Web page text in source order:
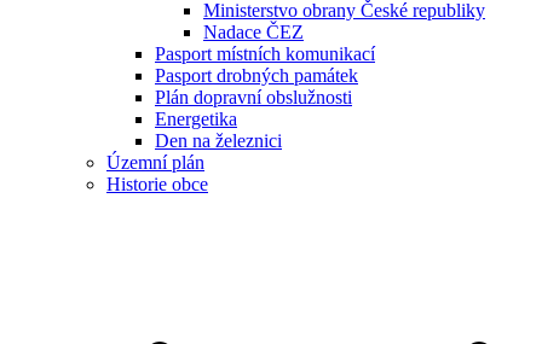
Ministerstvo obrany České republiky
Nadace ČEZ
Pasport místních komunikací
Pasport drobných památek
Plán dopravní obslužnosti
Energetika
Den na železnici
Územní plán
Historie obce